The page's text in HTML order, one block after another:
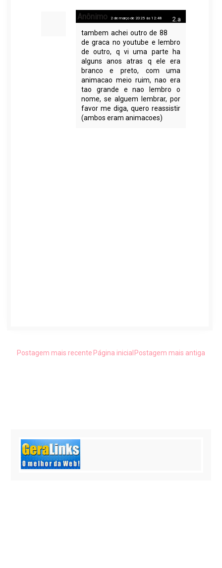
Anônimo 2 de março de 2025 às 12:48
tambem achei outro de 88
de graca no youtube e lembro
de outro, q vi uma parte ha
alguns anos atras q ele era
branco e preto, com uma
animacao meio ruim, nao era
tao grande e nao lembro o
nome, se alguem lembrar, por
favor me diga, quero reassistir
(ambos eram animacoes)
Postagem mais recente Postagem mais antiga
Página inicial